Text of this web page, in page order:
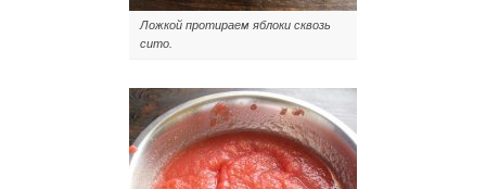
Ложкой протираем яблоки сквозь
сито.